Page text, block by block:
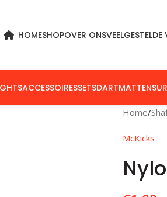
HOMESHOPOVER ONS
ACCESSOIRESSETSDARTMATTEN
Home
McKicks